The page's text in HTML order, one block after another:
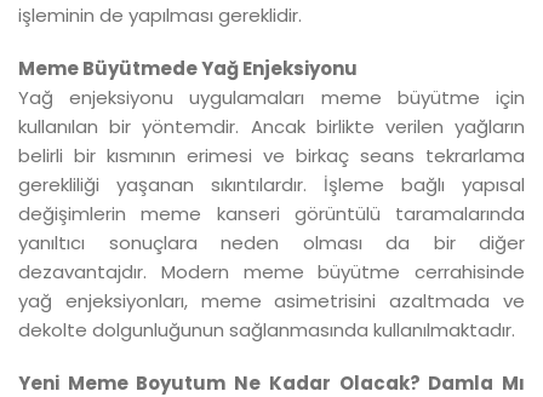
işleminin de yapılması gereklidir.
Meme Büyütmede Yağ Enjeksiyonu
Yağ enjeksiyonu uygulamaları meme büyütme için
kullanılan bir yöntemdir. Ancak birlikte verilen yağların
belirli bir kısmının erimesi ve birkaç seans tekrarlama
gerekliliği yaşanan sıkıntılardır. İşleme bağlı yapısal
değişimlerin meme kanseri görüntülü taramalarında
yanıltıcı sonuçlara neden olması da bir diğer
dezavantajdır. Modern meme büyütme cerrahisinde
yağ enjeksiyonları, meme asimetrisini azaltmada ve
dekolte dolgunluğunun sağlanmasında kullanılmaktadır.
Yeni Meme Boyutum Ne Kadar Olacak? Damla Mı